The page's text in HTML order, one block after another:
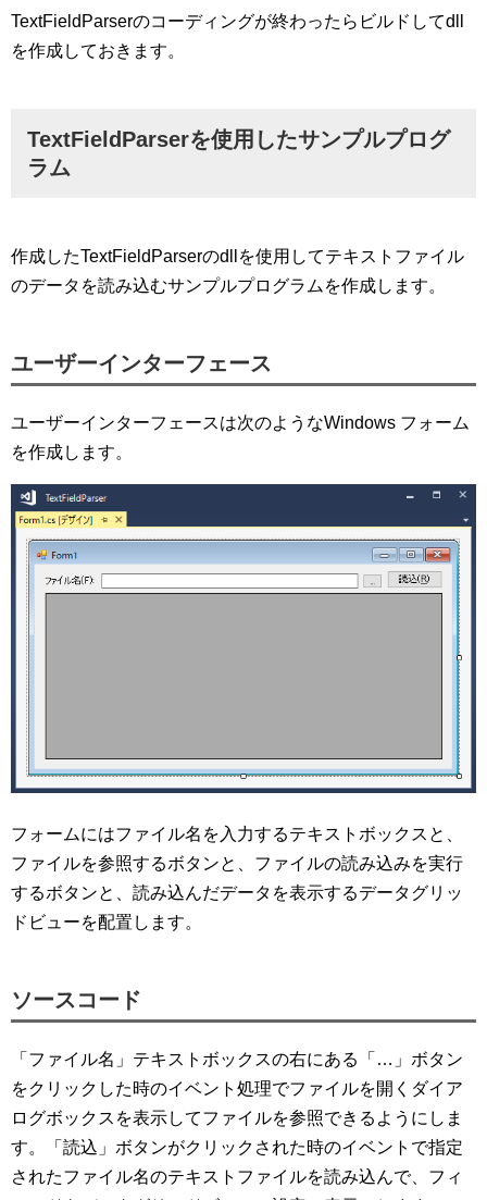
TextFieldParserのコーディングが終わったらビルドしてdll
を作成しておきます。
TextFieldParserを使用したサンプルプログ
ラム
作成したTextFieldParserのdllを使用してテキストファイル
のデータを読み込むサンプルプログラムを作成します。
ユーザーインターフェース
ユーザーインターフェースは次のようなWindows フォーム
を作成します。
フォームにはファイル名を入力するテキストボックスと、
ファイルを参照するボタンと、ファイルの読み込みを実行
するボタンと、読み込んだデータを表示するデータグリッ
ドビューを配置します。
ソースコード
「ファイル名」テキストボックスの右にある「…」ボタン
をクリックした時のイベント処理でファイルを開くダイア
ログボックスを表示してファイルを参照できるようにしま
す。「読込」ボタンがクリックされた時のイベントで指定
されたファイル名のテキストファイルを読み込んで、フィ